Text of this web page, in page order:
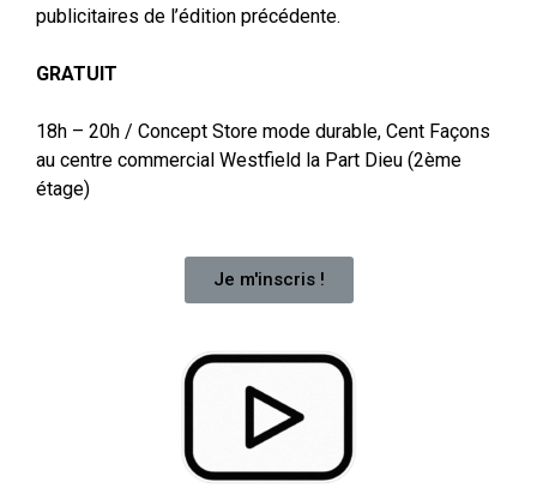
publicitaires de l’édition précédente.
GRATUIT
18h – 20h / Concept Store mode durable, Cent Façons
au centre commercial Westfield la Part Dieu (2ème
étage)
Je m'inscris !